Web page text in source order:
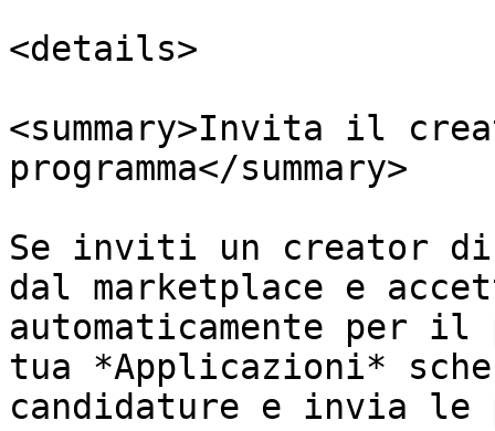
<details>
<summary>Invita il
programma</summary>
Se inviti un creator
dal marketplace e
automaticamente per il
tua *Applicazioni*
candidature e invia le